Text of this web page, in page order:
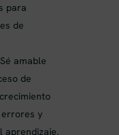
para
de
amable
de
errores y
aprendizaje.